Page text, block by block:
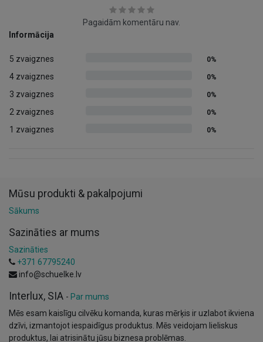
Pagaidām komentāru nav.
Informācija
5 zvaigznes 0%
4 zvaigznes 0%
3 zvaigznes 0%
2 zvaigznes 0%
1 zvaigznes 0%
Mūsu produkti & pakalpojumi
Sākums
Sazināties ar mums
Sazināties
+371 67795240
info@schuelke.lv
Interlux, SIA - Par mums
Mēs esam kaislīgu cilvēku komanda, kuras mērķis ir uzlabot ikviena
dzīvi, izmantojot iespaidīgus produktus. Mēs veidojam lieliskus
produktus, lai atrisinātu jūsu biznesa problēmas.